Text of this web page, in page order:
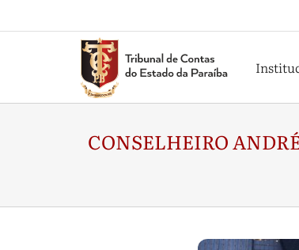
CONSELHEIRO